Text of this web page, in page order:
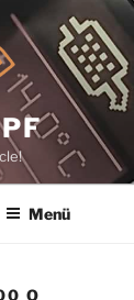
Menü
Q